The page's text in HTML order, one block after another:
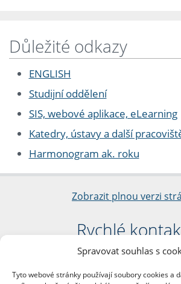
Spravovat souhlas s
Tyto webové stránky používají soubory cookies a
Důležité odkazy
ENGLISH
Studijní oddělení
SIS, webové aplikace, eLearning
Katedry, ústavy a další
Harmonogram ak. roku
Zobrazit plnou verzi
Rychlé
Filozofická fakulta
nám. Jana Palacha 1/